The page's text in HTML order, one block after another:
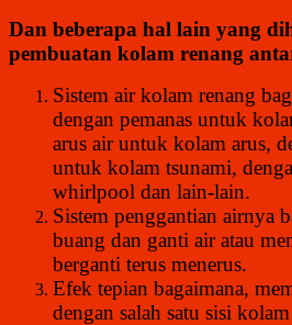
Dan beberapa hal lain yang
pembuatan kolam renang
Sistem air kolam renang
dengan pemanas untuk
arus air untuk kolam arus,
untuk kolam tsunami,
whirlpool dan lain-lain.
Sistem penggantian airnya
buang dan ganti air atau
berganti terus menerus.
Efek tepian bagaimana,
dengan salah satu sisi